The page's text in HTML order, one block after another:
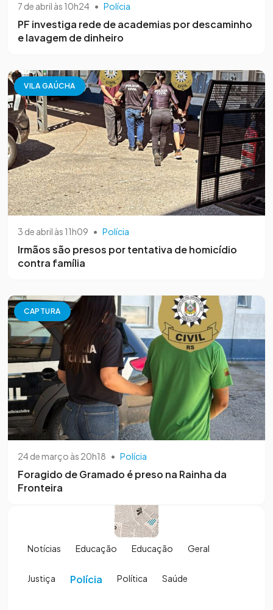
7 de abril às 10h24 • Polícia
PF investiga rede de academias por descaminho
e lavagem de dinheiro
VILA GAÚCHA
3 de abril às 11h09 • Polícia
Irmãos são presos por tentativa de homicídio
contra família
CAPTURA
24 de março às 20h18 • Polícia
Foragido de Gramado é preso na Rainha da
Fronteira
Notícias Educação Educação Geral
Justiça Polícia Política Saúde